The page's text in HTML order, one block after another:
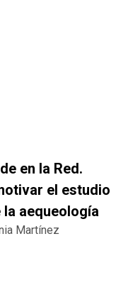
en la Red.
el estudio
aequeología
Martínez